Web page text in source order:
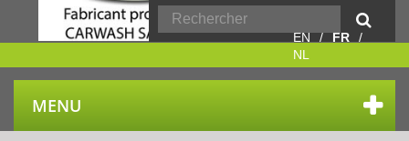
MENU
EN
FR
NL